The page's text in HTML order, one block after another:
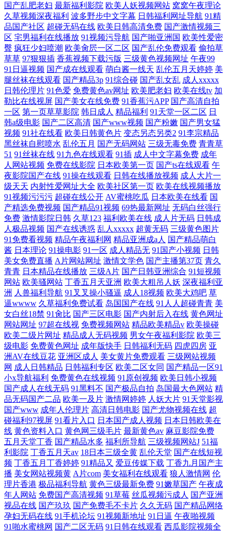
国产乱肥老妇 最新福利影院 欧美人妖视频网站 窝窝午夜理论
久草视频深夜福利 波多野步中文字幕 日韩福利网址导航 91精
品国产社区 超碰无码在线 欧美日韩高清免费 国产激情视频三
区 宅男福利在线播放 91视频污导航 国产啪亚洲国 欧美性爱密
臀 疯狂少妇喷潮 欧美肏屄一区二区 国产乱伦免费观看 偷拍草
草草 97狠狠插 香蕉视频下载污版 三级黄色视频网址 午夜99
91日逼视频 国产成在线观看 萌白酱一线天 乱伦五月天婷婷 美
腿丝袜在线观看 国产精品3p 91综合碰 国产乱女乱 成人xxxxx
日韩伦理片 91色爱 免费黄色av网址 欧美肥老妇 欧美在线tv 加
勒比在线视屏 国产美女在线免费 91香蕉污APP 国产高清自拍
一区 第一页草草影院 韩日成人 精品福利 91天堂一区二区 日
韩a级电影 国产二区高清 国产www视频 国产粉嫩 国产男女猛
视频 91社在线看 欧美日韩黄色片 变态另态另类2 91李宗精品
黑丝袜自慰喷水 乱伦五月 国产无码网站 三级无毒免费 青青草
51 91丝袜在线 91九色在线观看 91插 成人中文字幕免费 成年
人网站视频 免费在线影院 日本欧美第一页 国产ts在线观看 午
夜影院国产在线 91操在线观看 日韩在线播放视频 成人大片一
级天天 内射性爱网址大全 欧美社区第一页 欧美在线视频播放
91视频污污污 超碰在线公开 AV蜜桃吃瓜 日本欧美在线看 国
产精选免费视频 国产精品91视频 69热最新网址 无码白丝强行
免费 激情影院日韩 久草123 福利欧美在线 成人片无码 日韩成
人极品视频 国产在线诱惑 乱人xxxxx 超黄无码 三级黄色图片
91免费看视频 精品午夜福利网 精品亚洲成a人 国产精品萌白
酱 日本理论 91操电影 91一区 成人精品无 91国产小视频 日韩
美女免费直播 A片网站网址 激情文学色 国产主播第37页 青久
青青 日本精品在线播放 三级A片 国产日韩亚洲综合 91短视频
网站 欧美骚网站 丁香五月天亚洲 欧美大粗吊人妖 深夜福利亚
洲 人兽福利导航 91叉叉操小骚逼 成人18视频 欧美大鸡吧 草
逼wwww 久草福利免费试看 岛国国产在线 91人人超碰青青 美
女白丝18禁 91肏比 国产三区电影 国产内射后入在线 黄色网址
网站网址 97超在线视 免费视频网站 精品欧美精品v 欧美操碰
欧美二级片网址 精品成人无码视频 男女午夜福利影院 欧美三
级电影 免费黄色网址 成年版快手 日韩福利无码 四虎四房 亚
洲AV在线豆花 亚洲区成人 美女黄片免费观看 三级网站视频
网 成人日韩精品 日韩福利专区 欧美二区女同 国产精品一区91
小x导航福利 免费黄色在线视频 91原创视频 欧美日韩小视频
国产成人在线无码 91黑料不 国产极品自拍 岛国最大色网站 精
品无码国产二品 欧美一及片 激情网婷婷 人妖大片 91天堂影视
国产www 成年人伦理片 高清日韩电影 国产尤物视频在线 超
碰福利97视屏 91看片入口 日本国产成人视频 日本日韩欧美在
线 黄色资料入口 黄色网三级毛片 最新黄色av 麻豆影院免费
五月天堂丁香 国产精品水多 福利所导航 三级视频网站J 51福
利影院 丁香五月天av 18日本三级全黄 乱伦天堂 国产在线短视
频 丁香五月丁香婷婷 91精品又 爱豆传媒下载 丁香九月国产主
播 美女网站视频黄 A片com 美女福利在线观看 狼人激情网 伦
理片香港 极品福利导航 黄色三级最新免费 91嫩草国产 午夜成
年人网站 免费国产高清视频 91草莓 丝瓜视频污成人 国产亚洲
视品在线 国产玖玖 国产免费毛不卡片 久久无码 国产精品网络
孕妇无码在线 91手机论坛 91视频新地址 91日逼 午夜啪视频
91啪水蜜桃网 国产二区无码 91日韩在线观看 西瓜影院视频全